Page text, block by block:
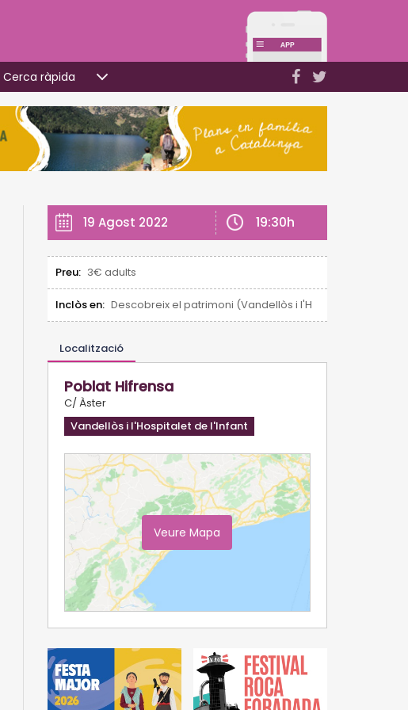
Cerca ràpida
19 Agost 2022 19:30h
Preu: 3€ adults
Inclòs en: Descobreix el patrimoni (Vandellòs i l'Hospitalet de
Localització
Poblat Hifrensa
C/ Àster
Vandellòs i l'Hospitalet de l'Infant
Veure Mapa